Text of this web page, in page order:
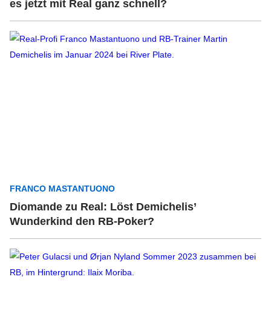
es jetzt mit Real ganz schnell?
FRANCO MASTANTUONO
Diomande zu Real: Löst Demichelis’
Wunderkind den RB-Poker?